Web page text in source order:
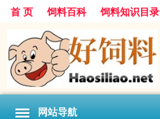
首 页 饲料百科 饲料知识目录
网站导航